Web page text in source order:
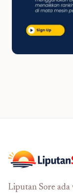
Liputan Sore ada